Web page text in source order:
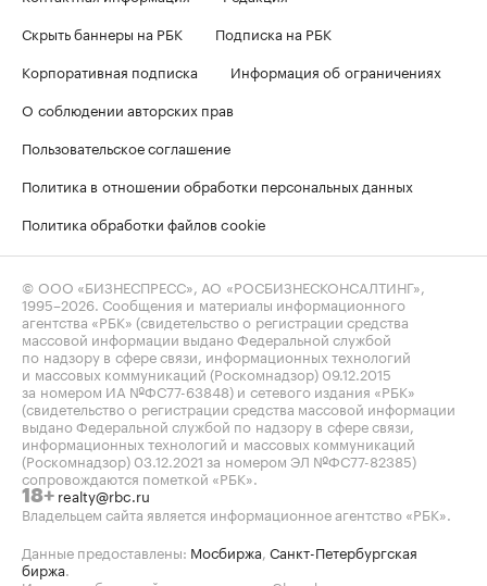
Скрыть баннеры на РБК
Подписка на РБК
Корпоративная подписка
Информация об ограничениях
О соблюдении авторских прав
Пользовательское соглашение
Политика в отношении обработки персональных данных
Политика обработки файлов cookie
© ООО «БИЗНЕСПРЕСС», АО «РОСБИЗНЕСКОНСАЛТИНГ»,
1995–2026 . Сообщения и материалы информационного
агентства «РБК» (свидетельство о регистрации средства
массовой информации выдано Федеральной службой
по надзору в сфере связи, информационных технологий
и массовых коммуникаций (Роскомнадзор) 09.12.2015
за номером ИА №ФС77-63848) и сетевого издания «РБК»
(свидетельство о регистрации средства массовой информации
выдано Федеральной службой по надзору в сфере связи,
информационных технологий и массовых коммуникаций
(Роскомнадзор) 03.12.2021 за номером ЭЛ №ФС77-82385)
сопровождаются пометкой «РБК».
18+ realty@rbc.ru
Владельцем сайта является информационное агентство «РБК».
Данные предоставлены: Мосбиржа Санкт-Петербургская
биржа